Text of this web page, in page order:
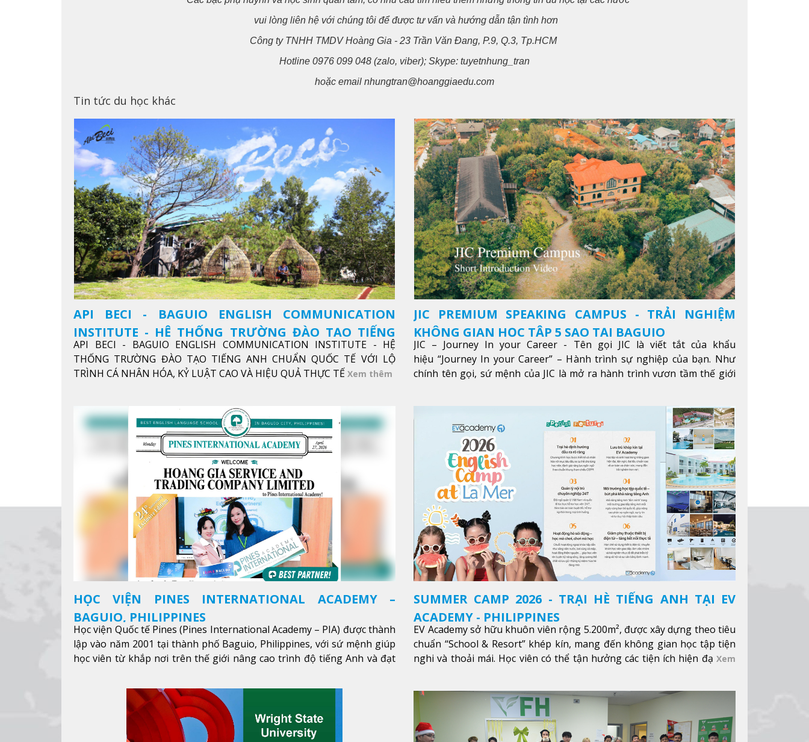
vui lòng liên hệ với chúng tôi để được tư vấn và hướng dẫn tận tình hơn
Công ty TNHH TMDV Hoàng Gia - 23 Trần Văn Đang, P.9, Q.3, Tp.HCM
Hotline 0976 099 048 (zalo, viber); Skype: tuyetnhung_tran
hoặc email nhungtran@hoanggiaedu.com
Tin tức du học khác
API BECI - BAGUIO ENGLISH COMMUNICATION
INSTITUTE - HỆ THỐNG TRƯỜNG ĐÀO TẠO TIẾNG
ANH CHUẨN QUỐC TẾ
API BECI - BAGUIO ENGLISH COMMUNICATION INSTITUTE - HỆ
THỐNG TRƯỜNG ĐÀO TẠO TIẾNG ANH CHUẨN QUỐC TẾ VỚI LỘ
TRÌNH CÁ NHÂN HÓA, KỶ LUẬT CAO VÀ HIỆU QUẢ THỰC TẾ Xem thêm
JIC PREMIUM SPEAKING CAMPUS - TRẢI NGHIỆM
KHÔNG GIAN HỌC TẬP 5 SAO TẠI BAGUIO
JIC – Journey In your Career - Tên gọi JIC là viết tắt của khẩu
hiệu “Journey In your Career” – Hành trình sự nghiệp của bạn. Như
chính tên gọi, sứ mệnh của JIC là mở ra hành trình vươn tầm thế giới
HỌC VIỆN PINES INTERNATIONAL ACADEMY –
BAGUIO, PHILIPPINES
Học viện Quốc tế Pines (Pines International Academy – PIA) được thành
lập vào năm 2001 tại thành phố Baguio, Philippines, với sứ mệnh giúp
học viên từ khắp nơi trên thế giới nâng cao trình độ tiếng Anh và đạt
SUMMER CAMP 2026 - TRẠI HÈ TIẾNG ANH TẠI EV
ACADEMY - PHILIPPINES
EV Academy sở hữu khuôn viên rộng 5.200m², được xây dựng theo tiêu
chuẩn “School & Resort” khép kín, mang đến không gian học tập tiện
nghi và thoải mái. Học viên có thể tận hưởng các tiện ích hiện đạ Xem